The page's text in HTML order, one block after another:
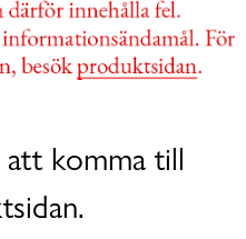
komma till